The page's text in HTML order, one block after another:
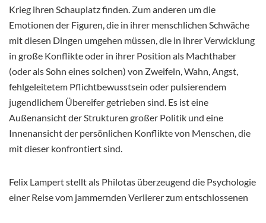
Krieg ihren Schauplatz finden. Zum anderen um die
Emotionen der Figuren, die in ihrer menschlichen Schwäche
mit diesen Dingen umgehen müssen, die in ihrer Verwicklung
in große Konflikte oder in ihrer Position als Machthaber
(oder als Sohn eines solchen) von Zweifeln, Wahn, Angst,
fehlgeleitetem Pflichtbewusstsein oder pulsierendem
jugendlichem Übereifer getrieben sind. Es ist eine
Außenansicht der Strukturen großer Politik und eine
Innenansicht der persönlichen Konflikte von Menschen, die
mit dieser konfrontiert sind.
Felix Lampert stellt als Philotas überzeugend die Psychologie
einer Reise vom jammernden Verlierer zum entschlossenen